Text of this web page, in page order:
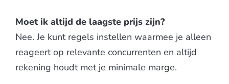
Moet ik altijd de laagste prijs zijn?
Nee. Je kunt regels instellen waarmee je alleen
reageert op relevante concurrenten en altijd
rekening houdt met je minimale marge.